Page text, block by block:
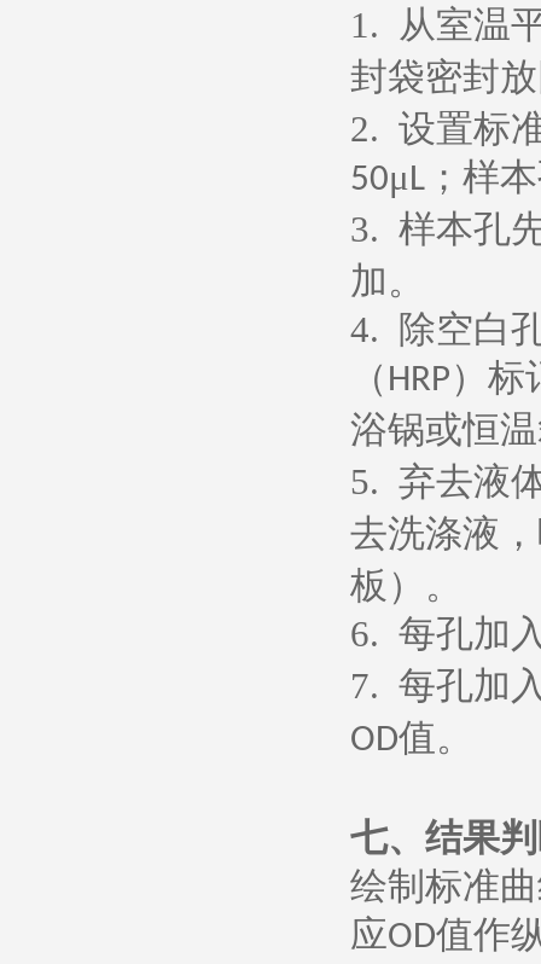
1. 从室温
封袋密封
2. 设置标
50μL ；样
3. 样本孔
加。
4. 除空白
（ HRP）标
浴锅或恒
5. 弃去液
去洗涤液
板）。
6. 每孔加
7. 每孔加
OD值。
七、 结果
绘制标准
应OD值作